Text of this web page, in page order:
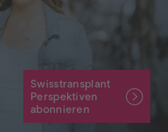
Medien
Swisstransplant
Perspektiven
abonnieren